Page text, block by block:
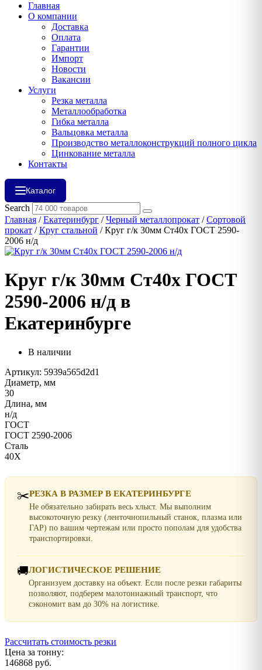
Главная
О компании
Доставка
Оплата
Гарантии
Импорт
Новости
Вакансии
Услуги
Резка металла
Металлообработка
Гибка металла
Вальцовка металла
Производство металлоконструкций полного цикла
Цинкование металла
Контакты
Каталог
Search
Главная /Екатеринбург /Черный металлопрокат /Сортовой
прокат /Круг стальной / Круг г/к 30мм Ст40х ГОСТ 2590-
2006 н/д
Круг г/к 30мм Ст40х ГОСТ
2590-2006 н/д в
Екатеринбурге
В наличии
Артикул: 5939a565d2d1
Диаметр, мм
30
Длина, мм
н/д
ГОСТ
ГОСТ 2590-2006
Сталь
40Х
✂️РЕЗКА В РАЗМЕР В ЕКАТЕРИНБУРГЕ
Не обязательно забирать весь хлыст. Мы выполним
высокоточную резку (ленточнопильный станок, плазма или
ГАР) по вашим чертежам или просто пополам для удобства
транспортировки.
🚚ЛОГИСТИЧЕСКОЕ РЕШЕНИЕ
Организуем доставку на объект. Если после резки габариты
позволяют, подберем малотоннажный транспорт, что
сэкономит вам до 30% на логистике.
Рассчитать стоимость резки
Цена за тонну:
146868 руб.